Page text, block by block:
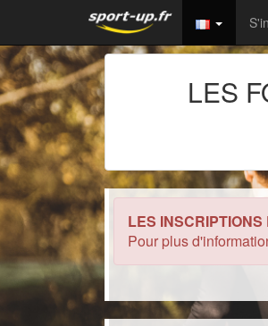
LES
LES
Pour plus